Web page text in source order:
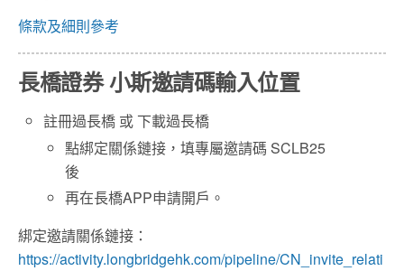
條款及細則參考
長橋證券 小斯邀請碼輸入位置
註冊過長橋 或 下載過長橋
點綁定關係鏈接，填專屬邀請碼 SCLB25
後
再在長橋APP申請開戶。
綁定邀請關係鏈接：
https://activity.longbridgehk.com/pipeline/CN_invite_relati